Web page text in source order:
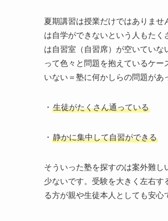
夏期講習は授業だけではありま
は自学ができないという人もた
は自習室（自習席）が空いてい
って色々と問題を抱えているケ
いない＝塾に何かしらの問題があ
・ 生徒がたくさん通っている
・ 静かに集中して自習ができる
そういった塾を探すのは案外難
少ないです。受験を大きく左右
る方が親や生徒本人としても安心